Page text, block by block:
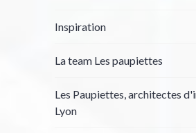
Inspiration
La team Les paupiettes
Les Paupiettes, architectes
Lyon